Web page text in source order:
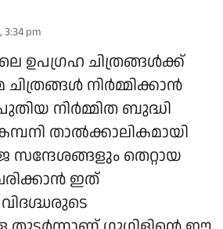
3:34 pm
ഉപഗ്രഹ ചിത്രങ്ങള്‍ക്ക്
നിര്‍മ്മിക്കാന്‍
നിര്‍മ്മിത ബുദ്ധി
താല്‍ക്കാലികമായി
സന്ദേശങ്ങളും തെറ്റായ
ഇത്